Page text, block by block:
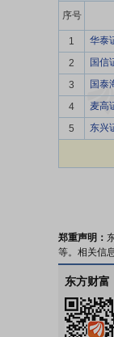
序号
1 华泰
2
国信
3
国泰
4
麦高
5
东兴
郑重声明：
等。相关信